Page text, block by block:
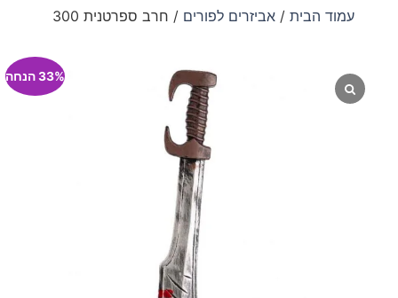
עמוד הבית/ אביזרים לפורים / חרב ספרטנית 300
33% הנחה